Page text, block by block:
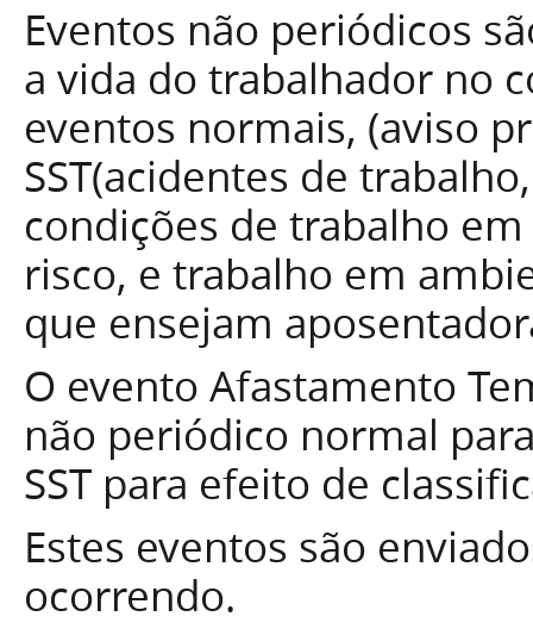
Eventos não periódicos
a vida do trabalhador no
eventos normais, (aviso
SST(acidentes de
condições de trabalho
risco, e trabalho em
que ensejam
O evento Afastamento
não periódico normal
SST para efeito de
Estes eventos são
ocorrendo.